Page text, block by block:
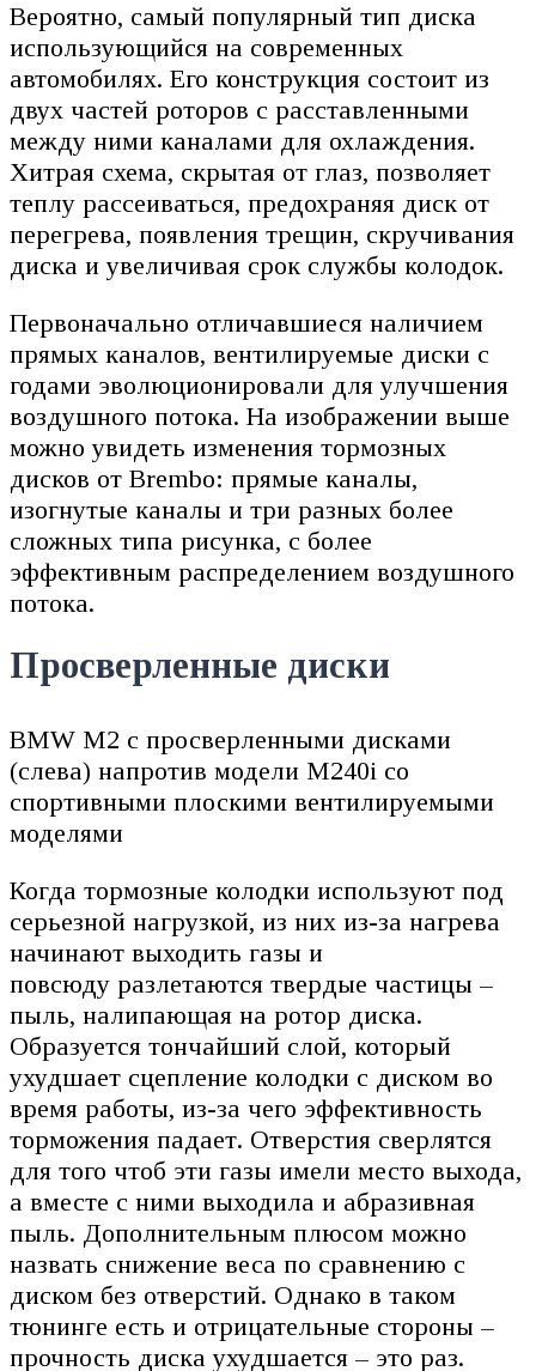
Вероятно, самый популярный тип диска
использующийся на современных
автомобилях. Его конструкция состоит из
двух частей роторов с расставленными
между ними каналами для охлаждения.
Хитрая схема, скрытая от глаз, позволяет
теплу рассеиваться, предохраняя диск от
перегрева, появления трещин, скручивания
диска и увеличивая срок службы колодок.
Первоначально отличавшиеся наличием
прямых каналов, вентилируемые диски с
годами эволюционировали для улучшения
воздушного потока. На изображении выше
можно увидеть изменения тормозных
дисков от Brembo: прямые каналы,
изогнутые каналы и три разных более
сложных типа рисунка, с более
эффективным распределением воздушного
потока.
Просверленные диски
BMW M2 с просверленными дисками
(слева) напротив модели M240i со
спортивными плоскими вентилируемыми
моделями
Когда тормозные колодки используют под
серьезной нагрузкой, из них из-за нагрева
начинают выходить газы и
повсюду разлетаются твердые частицы –
пыль, налипающая на ротор диска.
Образуется тончайший слой, который
ухудшает сцепление колодки с диском во
время работы, из-за чего эффективность
торможения падает. Отверстия сверлятся
для того чтоб эти газы имели место выхода,
а вместе с ними выходила и абразивная
пыль. Дополнительным плюсом можно
назвать снижение веса по сравнению с
диском без отверстий. Однако в таком
тюнинге есть и отрицательные стороны –
прочность диска ухудшается – это раз.